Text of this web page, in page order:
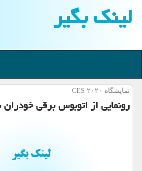
لینك بگیر
نمایشگاه CES ۲۰۲۰
رونمایی از اتوبوس برقی